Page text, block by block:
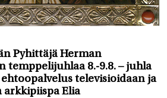
Pyhittäjä Herman
temppelijuhlaa 8.-9.8. – juhla
televisioidaan ja
Elia